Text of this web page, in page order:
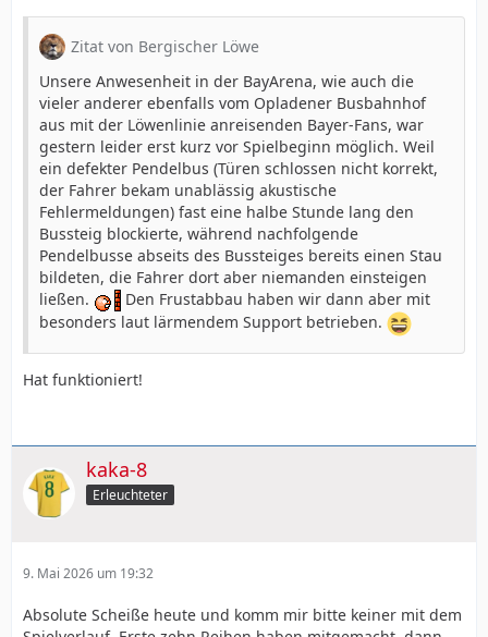
Zitat von Bergischer Löwe
Unsere Anwesenheit in der BayArena, wie auch die
vieler anderer ebenfalls vom Opladener Busbahnhof
aus mit der Löwenlinie anreisenden Bayer-Fans, war
gestern leider erst kurz vor Spielbeginn möglich. Weil
ein defekter Pendelbus (Türen schlossen nicht korrekt,
der Fahrer bekam unablässig akustische
Fehlermeldungen) fast eine halbe Stunde lang den
Bussteig blockierte, während nachfolgende
Pendelbusse abseits des Bussteiges bereits einen Stau
bildeten, die Fahrer dort aber niemanden einsteigen
ließen.
Den Frustabbau haben wir dann aber mit
besonders laut lärmendem Support betrieben.
Hat funktioniert!
kaka-8
Erleuchteter
9. Mai 2026 um 19:32
Absolute Scheiße heute und komm mir bitte keiner mit dem